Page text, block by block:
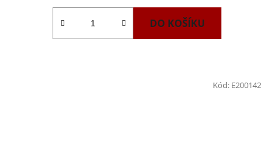
DO KOŠÍKU
Kód: E200142